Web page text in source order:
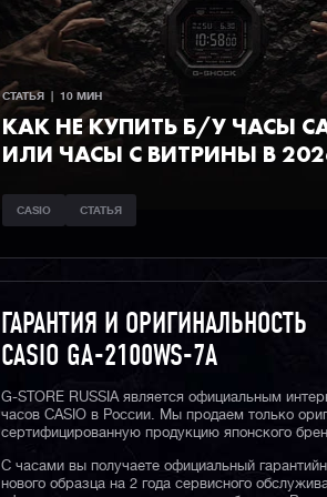
СТАТЬЯ  |  10 МИН
КАК НЕ КУПИТЬ Б/У ЧАСЫ
ИЛИ ЧАСЫ С ВИТРИНЫ В
CASIO СТАТЬЯ
ГАРАНТИЯ И ОРИГИНАЛЬНОСТЬ
CASIO GA-2100WS-7A
G-STORE RUSSIA является официальным
часов CASIO в России. Мы продаем только
сертифицированную продукцию японского
С часами вы получаете официальный
нового образца на 2 года сервисного